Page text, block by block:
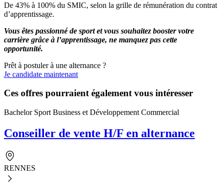
De 43% à 100% du SMIC, selon la grille de rémunération du contrat
d’apprentissage.
Vous êtes passionné de sport et vous souhaitez booster votre
carrière grâce à l’apprentissage, ne manquez pas cette
opportunité.
Prêt à postuler à une alternance ?
Je candidate maintenant
Ces offres pourraient également vous intéresser
Bachelor Sport Business et Développement Commercial
Conseiller de vente H/F en alternance
RENNES